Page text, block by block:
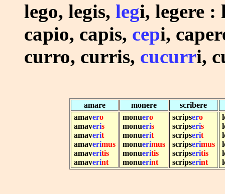
lego, legis, legi, legere :
capio, capis, cepi,
curro, curris, cucurri,
amare monere
scribere
amavero
amaveris
amaverit
amaverimus
amaveritis
amaverint
monuero
monueris
monuerit
monuerimus
monueritis
monuerint
scripsero
scripseris
scripserit
scripserimus
scripseritis
scripserint